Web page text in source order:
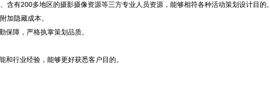
有200多地区的摄影摄像资源等三方专业人员资源，能够相符各种活动策划设计目的。
加隐藏成本。
障，严格执掌策划品质。
行业经验，能够更好获悉客户目的。